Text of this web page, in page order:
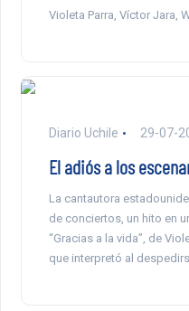
Violeta Parra, Víctor Jara,
Diario Uchile 29-07-
El adiós a los
La cantautora
de conciertos, un hito en
“Gracias a la vida”, de
que interpretó al